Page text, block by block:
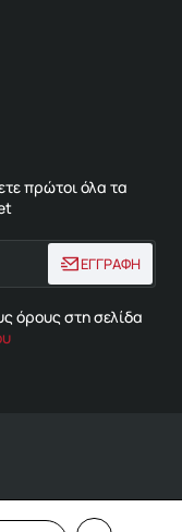
πρώτοι όλα τα
ΕΓΓΡΑΦΗ
όρους στη σελίδα